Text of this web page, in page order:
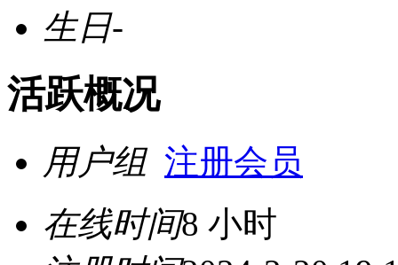
生日-
活跃概况
用户组 注册会员
在线时间8 小时